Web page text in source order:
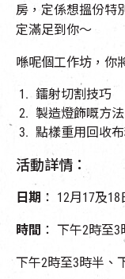
房，定係想搵份特
定滿足到你～
喺呢個工作坊，你
鐳射切割技巧
製造燈飾嘅方法
點樣重用回收
活動詳情：
日期 ： 12月17及
時間 ： 下午2時至3
下午2時至3時半、